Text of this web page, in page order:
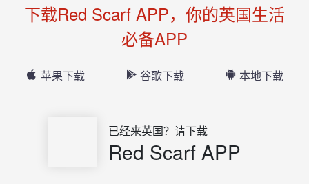
下载Red Scarf APP，你的英国生活
必备APP
苹果下载 谷歌下载 本地下载
已经来英国？请下载
Red Scarf APP